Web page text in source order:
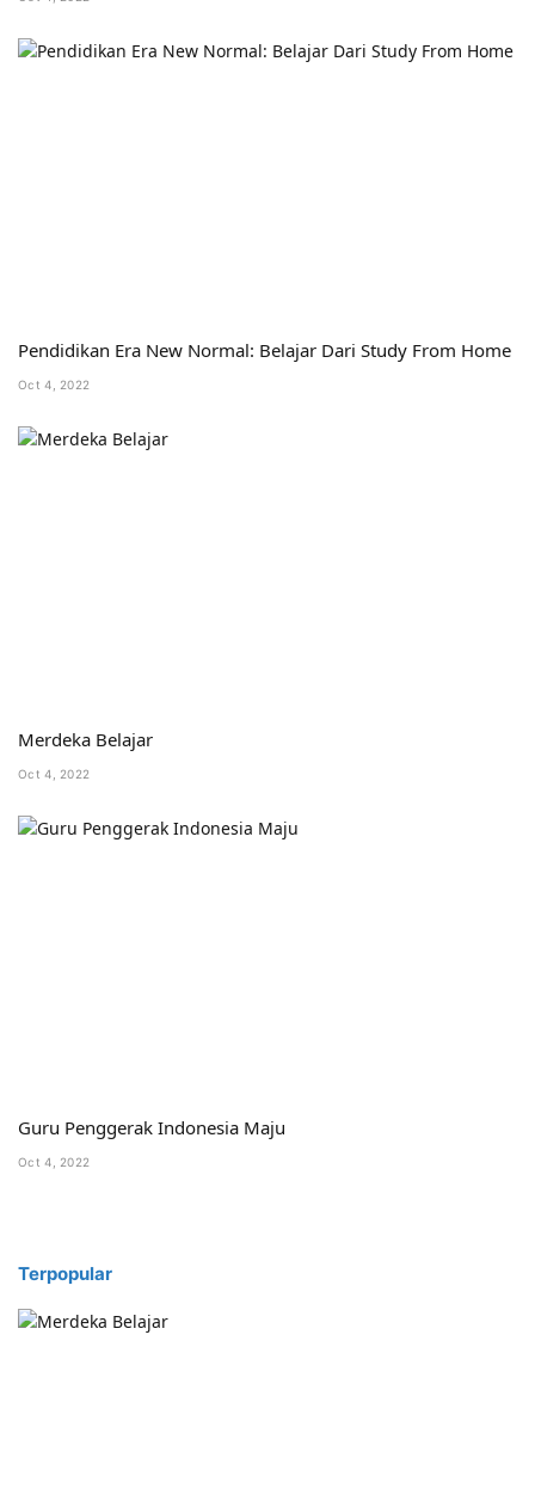
Pendidikan Era New Normal: Belajar Dari Study From Home
Oct 4, 2022
Merdeka Belajar
Oct 4, 2022
Guru Penggerak Indonesia Maju
Oct 4, 2022
Terpopular